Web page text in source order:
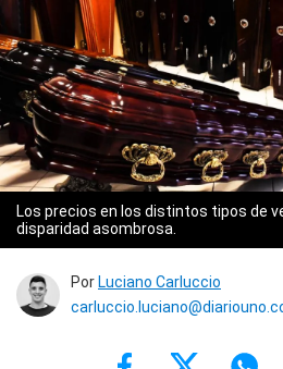
Los precios en los distintos tipos de
disparidad asombrosa.
Por Luciano Carluccio